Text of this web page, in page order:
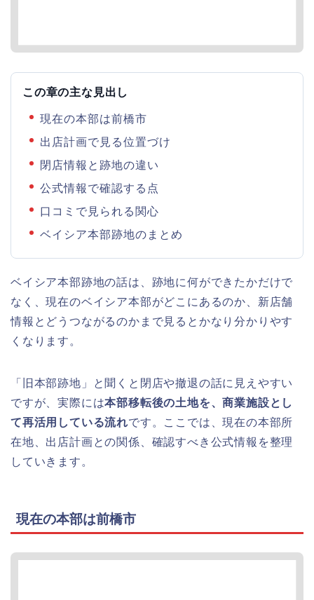
この章の主な見出し
現在の本部は前橋市
出店計画で見る位置づけ
閉店情報と跡地の違い
公式情報で確認する点
口コミで見られる関心
ベイシア本部跡地のまとめ
ベイシア本部跡地の話は、跡地に何ができたかだけで
なく、現在のベイシア本部がどこにあるのか、新店舗
情報とどうつながるのかまで見るとかなり分かりやす
くなります。
「旧本部跡地」と聞くと閉店や撤退の話に見えやすい
ですが、実際には本部移転後の土地を、商業施設とし
て再活用している流れです。ここでは、現在の本部所
在地、出店計画との関係、確認すべき公式情報を整理
していきます。
現在の本部は前橋市